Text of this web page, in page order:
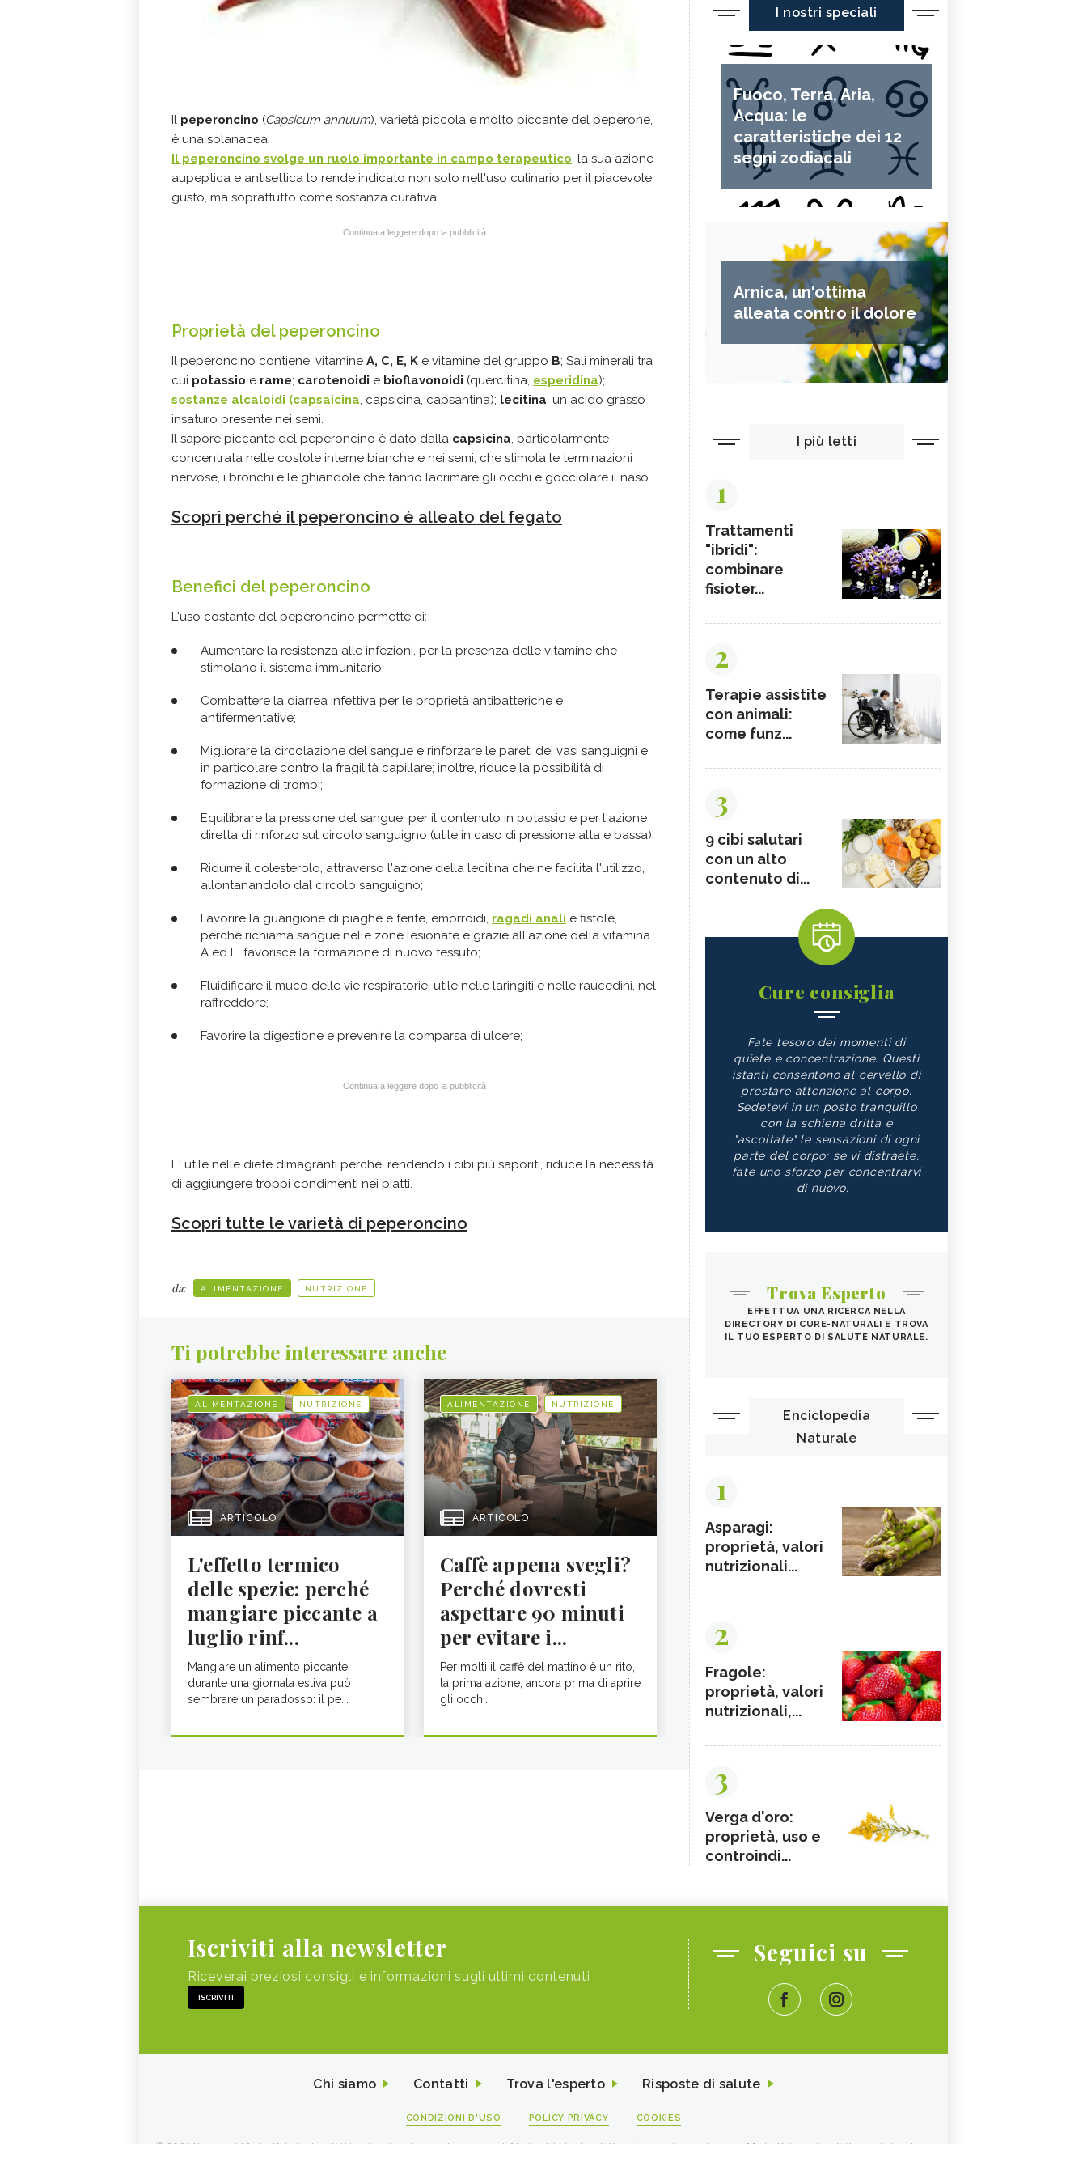
Il peperoncino (Capsicum annuum), varietà piccola e molto piccante del peperone,
è una solanacea.
Il peperoncino svolge un ruolo importante in campo terapeutico: la sua azione
aupeptica e antisettica lo rende indicato non solo nell'uso culinario per il piacevole
gusto, ma soprattutto come sostanza curativa.
Continua a leggere dopo la pubblicità
Proprietà del peperoncino
Il peperoncino contiene: vitamine A, C, E, K e vitamine del gruppo B; Sali minerali tra
cui potassio e rame; carotenoidi e bioflavonoidi (quercitina, esperidina);
sostanze alcaloidi (capsaicina, capsicina, capsantina); lecitina, un acido grasso
insaturo presente nei semi.
Il sapore piccante del peperoncino è dato dalla capsicina, particolarmente
concentrata nelle costole interne bianche e nei semi, che stimola le terminazioni
nervose, i bronchi e le ghiandole che fanno lacrimare gli occhi e gocciolare il naso.
Scopri perché il peperoncino è alleato del fegato
Benefici del peperoncino
L'uso costante del peperoncino permette di:
Aumentare la resistenza alle infezioni, per la presenza delle vitamine che
stimolano il sistema immunitario;
Combattere la diarrea infettiva per le proprietà antibatteriche e
antifermentative;
Migliorare la circolazione del sangue e rinforzare le pareti dei vasi sanguigni e
in particolare contro la fragilità capillare; inoltre, riduce la possibilità di
formazione di trombi;
Equilibrare la pressione del sangue, per il contenuto in potassio e per l'azione
diretta di rinforzo sul circolo sanguigno (utile in caso di pressione alta e bassa);
Ridurre il colesterolo, attraverso l'azione della lecitina che ne facilita l'utilizzo,
allontanandolo dal circolo sanguigno;
Favorire la guarigione di piaghe e ferite, emorroidi, ragadi anali e fistole,
perché richiama sangue nelle zone lesionate e grazie all'azione della vitamina
A ed E, favorisce la formazione di nuovo tessuto;
Fluidificare il muco delle vie respiratorie, utile nelle laringiti e nelle raucedini, nel
raffreddore;
Favorire la digestione e prevenire la comparsa di ulcere;
Continua a leggere dopo la pubblicità
E' utile nelle diete dimagranti perché, rendendo i cibi più saporiti, riduce la necessità
di aggiungere troppi condimenti nei piatti.
Scopri tutte le varietà di peperoncino
da: ALIMENTAZIONE NUTRIZIONE
Ti potrebbe interessare anche
ALIMENTAZIONE NUTRIZIONE
ARTICOLO
L'effetto termico
delle spezie: perché
mangiare piccante a
luglio rinf...
Mangiare un alimento piccante
durante una giornata estiva può
sembrare un paradosso: il pe...
ALIMENTAZIONE NUTRIZIONE
ARTICOLO
Caffè appena svegli?
Perché dovresti
aspettare 90 minuti
per evitare i...
Per molti il caffè del mattino è un rito,
la prima azione, ancora prima di aprire
gli occh...
I nostri speciali
Fuoco, Terra, Aria,
Acqua: le
caratteristiche dei 12
segni zodiacali
Arnica, un'ottima
alleata contro il dolore
I più letti
1
Trattamenti
"ibridi":
combinare
fisioter...
2
Terapie assistite
con animali:
come funz...
3
9 cibi salutari
con un alto
contenuto di...
Cure consiglia
Fate tesoro dei momenti di
quiete e concentrazione. Questi
istanti consentono al cervello di
prestare attenzione al corpo.
Sedetevi in un posto tranquillo
con la schiena dritta e
"ascoltate" le sensazioni di ogni
parte del corpo; se vi distraete,
fate uno sforzo per concentrarvi
di nuovo.
Trova Esperto
EFFETTUA UNA RICERCA NELLA
DIRECTORY DI CURE-NATURALI E TROVA
IL TUO ESPERTO DI SALUTE NATURALE.
Enciclopedia
Naturale
1
Asparagi:
proprietà, valori
nutrizionali...
2
Fragole:
proprietà, valori
nutrizionali,...
3
Verga d'oro:
proprietà, uso e
controindi...
Iscriviti alla newsletter
Riceverai preziosi consigli e informazioni sugli ultimi contenuti
ISCRIVITI
Seguici su
Chi siamo Contatti Trova l'esperto Risposte di salute
CONDIZIONI D'USO POLICY PRIVACY COOKIES
© 2026 Copyright Media Data Factory S.R.L. - I contenuti sono di proprietà di Media Data Factory S.R.L, è vietata la riproduzione. Media Data Factory S.R.L. sede legale in